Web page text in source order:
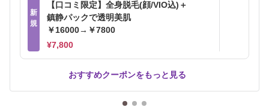
新
規
【口コミ限定】全身脱毛(顔/VIO込)＋
鎮静パックで透明美肌
￥16000→￥7800
¥7,800
おすすめクーポンをもっと見る